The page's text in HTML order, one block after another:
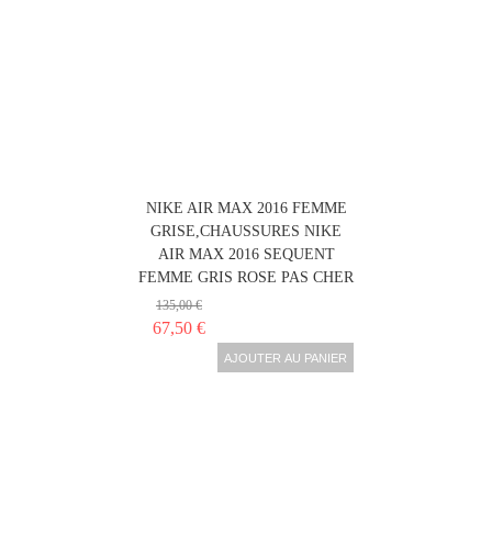
NIKE AIR MAX 2016 FEMME
GRISE,CHAUSSURES NIKE
AIR MAX 2016 SEQUENT
FEMME GRIS ROSE PAS CHER
135,00 €
67,50 €
AJOUTER AU PANIER